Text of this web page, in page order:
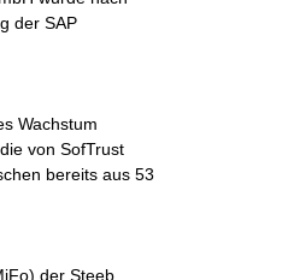
der SAP
Wachstum
von SofTrust
bereits aus 53
der Steeb